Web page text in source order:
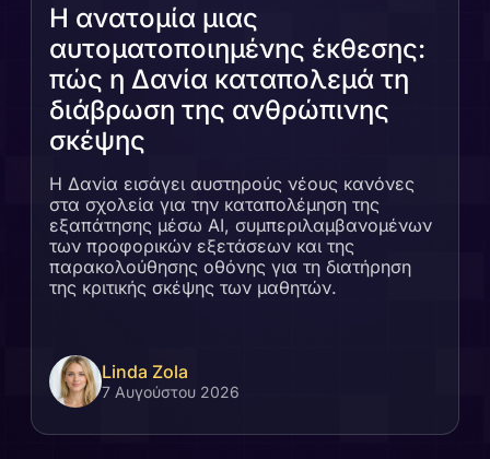
Η ανατομία μιας
αυτοματοποιημένης έκθεσης:
πώς η Δανία καταπολεμά τη
διάβρωση της ανθρώπινης
σκέψης
Η Δανία εισάγει αυστηρούς νέους κανόνες
στα σχολεία για την καταπολέμηση της
εξαπάτησης μέσω AI, συμπεριλαμβανομένων
των προφορικών εξετάσεων και της
παρακολούθησης οθόνης για τη διατήρηση
της κριτικής σκέψης των μαθητών.
Linda Zola
7 Αυγούστου 2026